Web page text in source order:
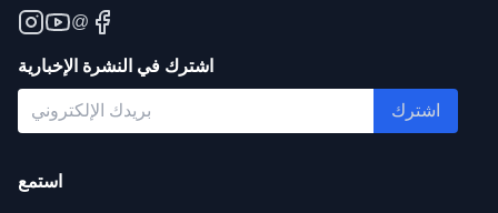
@
اشترك في النشرة الإخبارية
اشترك
استمع